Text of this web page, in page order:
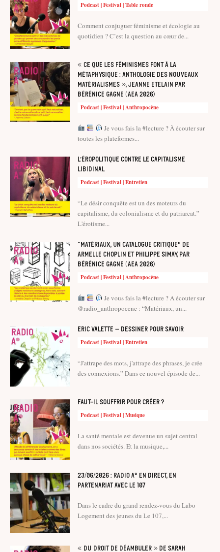
Podcast | Festival | Table ronde
Comment conjuguer féminisme et écologie au
quotidien ? C’est la question au cœur de...
« Ce que les féminismes font à la
métaphysique : anthologie des nouveaux
matérialismes », Jeanne Etelain par
Bérénice Gagne (AEA 2026)
Podcast | Festival | Anthropocène
Je vous fais la #lecture ? À écouter sur
toutes les plateformes...
L’éropolitique contre le capitalisme
libidinal
Podcast | Festival | Entretien
“Le désir conquête est un des moteurs du
capitalisme, du colonialisme et du patriarcat.”
L'érotisme...
“Matériaux, un catalogue critique” de
Armelle Choplin et Philippe Simay, par
Bérénice Gagne (AEA 2026)
Podcast | Festival | Anthropocène
Je vous fais la #lecture ? A écouter sur
@radio_anthropocene : “Matériaux, un...
Eric Valette – Dessiner pour savoir
Podcast | Festival | Entretien
“J'attrape des mots, j'attrape des phrases, je crée
des connexions.” Dans ce nouvel épisode de...
Faut-il souffrir pour créer ?
Podcast | Festival | Musique
La santé mentale est devenue un sujet central
dans nos sociétés. Et la musique,...
23/06/2026 : Radio A° en direct, en
partenariat avec le 107
Dans le cadre du grand rendez-vous du Labo
Logement des jeunes du Le 107,...
« Du droit de déambuler » de Sarah